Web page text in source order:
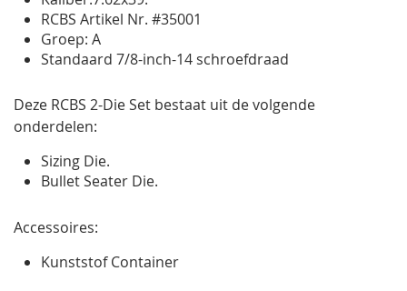
RCBS Artikel Nr. #35001
Groep: A
Standaard 7/8-inch-14 schroefdraad
Deze RCBS 2-Die Set bestaat uit de volgende
onderdelen:
Sizing Die.
Bullet Seater Die.
Accessoires:
Kunststof Container